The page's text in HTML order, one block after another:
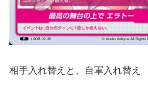
相手入れ替えと、自軍入れ替え